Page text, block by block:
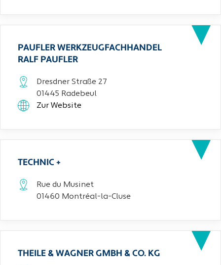
PAUFLER WERKZEUGFACHHANDEL
RALF PAUFLER
Dresdner Straße 27
01445 Radebeul
Zur Website
TECHNIC +
Rue du Musinet
01460 Montréal-la-Cluse
THEILE & WAGNER GMBH & CO. KG